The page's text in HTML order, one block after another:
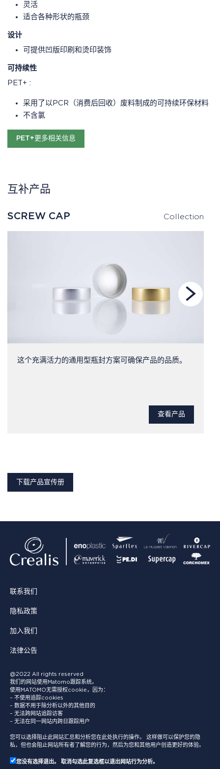
灵活
适合各种形状的瓶颈
设计
可提供凹版印刷和烫印装饰
可持续性
PET+ :
采用了以PCR（消费后回收）废料制成的可持续环保材料
不含氯
PET+更多相关信息
互补产品
SCREW CAP Collection
这个充满活力的通用型瓶封方案可确保产品的品质。
查看产品
下载产品宣传册
联系我们
隐私政策
加入我们
法律公告
@2022 All rights reserved
我们的网站使用Matomo跟踪系统。
使用MATOMO无需授权cookie，因为：
– 不使用追踪cookies
– 数据不用于除分析以外的其他目的
– 无法跨网站追踪访客
– 无法在同一网站内跨日跟踪用户
您可以选择阻止此网站汇总和分析您在此处执行的操作。 这样做可以保护您的隐
私，但也会阻止网站所有者了解您的行为，然后为您和其他用户创造更好的体验。
您没有选择退出。 取消勾选此复选框以退出网站行为分析。